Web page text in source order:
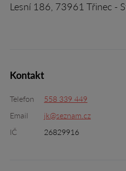
Lesní 186, 73961 Třinec -
Kontakt
Telefon
558 339 449
Email
jk@seznam.cz
IČ
26829916